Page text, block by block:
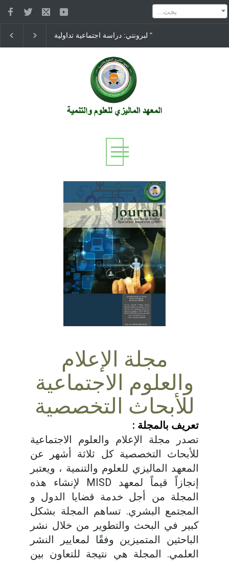
...بحث
في "مرتفعات ويذرينج" لبرونتي: دراسة اجتماعية تداولية
مجلة الإعلام
والعلوم الاجتماعية
للأبحاث التخصصية
تعريف بالمجلة :
تصدر مجلة الإعلام والعلوم الاجتماعية
للأبحاث التخصصية كل ثلاثة أشهر عن
المعهد الماليزي للعلوم والتنمية ، ويعتبر
إنجازاً قيماً لمعهد MISD لإنشاء هذه
المجلة من أجل خدمة قضايا الدول و
المجتمع البشري. تساهم المجلة بشكل
كبير في البحث والتطوير من خلال نشر
الباحثين المتميزين وفقًا لمعايير النشر
العلمي. المجلة هي نتيجة للتعاون بين